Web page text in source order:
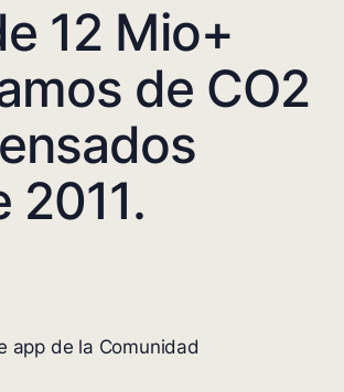
12 Mio+
de CO2
2011.
app de la Comunidad